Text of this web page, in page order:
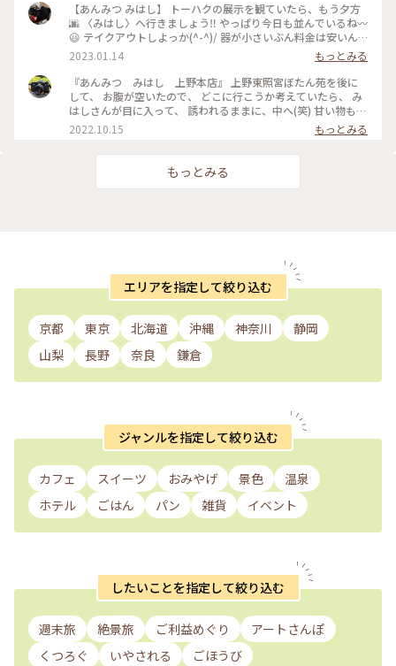
【あんみつ みはし】 トーハクの展示を観ていたら、もう夕方
🌆 〈みはし〉へ行きましょう‼️ やっぱり今日も並んでいるね〰️
😃 テイクアウトしよっか(^-^)/ 器が小さいぶん料金は安いん
だよ💴✨👛 ﾌｯﾌｯﾌｯ♪(/ω＼*) どれにしよう ♪ヽ(´▽｀)/ みつま
め…… 480円 × 2 豆かん…………480円 白玉金時………460円
＿＿＿＿＿＿＿＿＿＿＿ 1900円（税込） お買い上げ＼(^o^)
／ えっ👀⁉️ みつまめしか写ってないじゃないかっって⁉️ だっ
て、写真を撮る前に食べちゃったんだもん😛 ここの寒天、し
げ袋が高級感があっていいんだわ〰️💕 紙も厚いし底板が入っ
#みはし #みつまめ #みつ豆 #上野 #甘味処 #テイクアウト #み
つまめには杏が入っていた #季節の限定いちごみつまめも捨て
2023.01.14
もっとみる
『あんみつ みはし 上野本店』 上野東照宮ぼたん苑を後に
して、 お腹が空いたので、 どこに行こうか考えていたら、 み
はしさんが目に入って、 誘われるままに、中へ(笑) 甘い物も、
しょっぱいものも食べたくて(笑) あわぜんざいと磯辺焼きを注
文。 ほぼ同時に来ました(笑) 先に、磯辺焼きをいただきまし
た。 熱々、お餅も柔らかく、のびます(笑) あっという間にぺろ
りと食べ終わりました🤣 あわぜんざいの方が、熱々‼️ 餡もドロ
っとしていて、 あわと合わせて食べると、 本当に美味しい🥰
2022.10.15 もっとみる
もっとみる
エリアを指定して絞り込む
京都 東京 北海道 沖縄 神奈川
静岡
山梨
長野 奈良 鎌倉
ジャンルを指定して絞り込む
カフェ スイーツ おみやげ 景色
温泉
ホテル
ごはん パン 雑貨 イベント
したいことを指定して絞り込む
週末旅 絶景旅 ご利益めぐり
アートさんぽ
くつろぐ
いやされる ごほうび